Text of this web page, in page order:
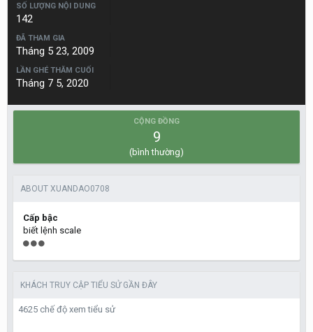
SỐ LƯỢNG NỘI DUNG
142
ĐÃ THAM GIA
Tháng 5 23, 2009
LẦN GHÉ THĂM CUỐI
Tháng 7 5, 2020
CỘNG ĐỒNG
9
(bình thường)
ABOUT XUANDAO0708
Cấp bậc
biết lệnh scale
KHÁCH TRUY CẬP TIỂU SỬ GẦN ĐÂY
4625 chế độ xem tiểu sử